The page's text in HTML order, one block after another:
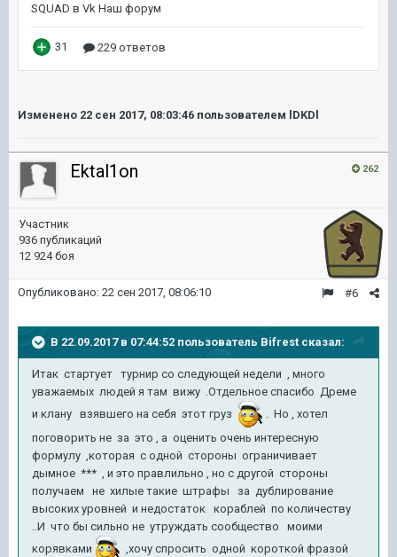
Изменено 22 сен 2017, 08:03:46 пользователем lDKDl
262
Ektal1on
Участник
936 публикаций
12 924 боя
#6
Опубликовано: 22 сен 2017, 08:06:10
В 22.09.2017 в 07:44:52 пользователь Bifrest сказал:
Итак стартует турнир со следующей недели , много
уважаемых людей я там вижу .Отдельное спасибо Дреме
и клану взявшего на себя этот груз
. Но , хотел
поговорить не за это , а оценить очень интересную
формулу ,которая с одной стороны ограничивает
дымное *** , и это правлильно , но с другой стороны
получаем не хилые такие штрафы за дублирование
высоких уровней и недостаток кораблей по количеству
..И что бы сильно не утруждать сообщество моими
корявками
,хочу спросить одной короткой фразой